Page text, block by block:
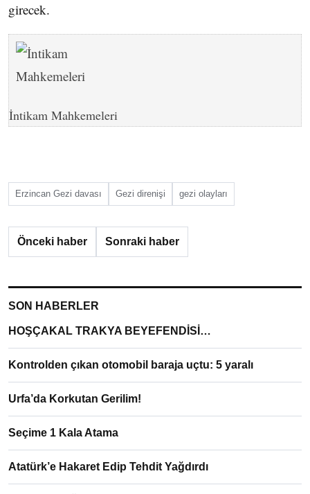
girecek.
İntikam Mahkemeleri
Erzincan Gezi davası Gezi direnişi gezi olayları
Önceki haber Sonraki haber
SON HABERLER
HOŞÇAKAL TRAKYA BEYEFENDİSİ…
Kontrolden çıkan otomobil baraja uçtu: 5 yaralı
Urfa’da Korkutan Gerilim!
Seçime 1 Kala Atama
Atatürk’e Hakaret Edip Tehdit Yağdırdı